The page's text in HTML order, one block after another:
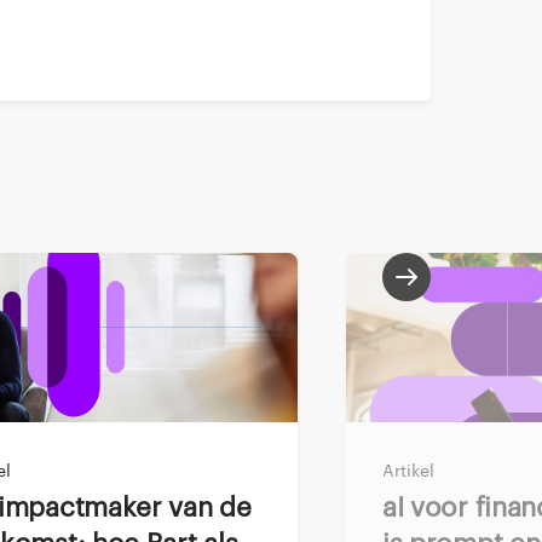
een opdracht
werd
er niet direct
was uitbetaald
naar een
mij alvast te
om
Artikel
AI voor finance ontleed: